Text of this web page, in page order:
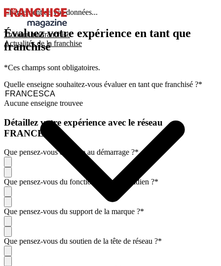
Trouver ma franchise
Actualités de la franchise
Chargement de vos données...
Évaluez votre expérience en tant que
franchisé
*Ces champs sont obligatoires.
Quelle enseigne souhaitez-vous évaluer en tant que franchisé ?*
Aucune enseigne trouvee
Détaillez votre expérience avec le réseau
FRANCESCA
Que pensez-vous de l'aide au démarrage ?*
Que pensez-vous du fonctionnement quotidien ?*
Que pensez-vous du support de la marque ?*
Que pensez-vous du soutien de la tête de réseau ?*